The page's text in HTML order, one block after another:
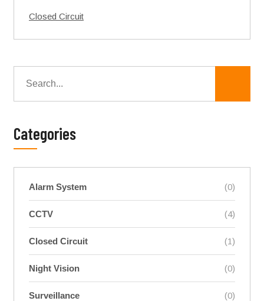
Closed Circuit
Categories
Alarm System (0)
CCTV (4)
Closed Circuit (1)
Night Vision (0)
Surveillance (0)